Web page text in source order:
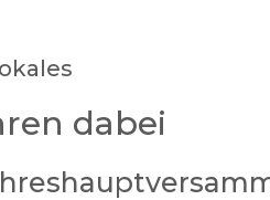
dabei